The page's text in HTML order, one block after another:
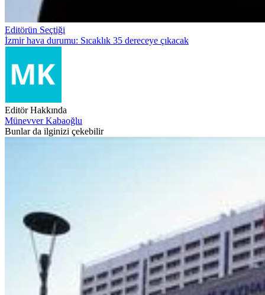
Editörün Seçtiği
İzmir hava durumu: Sıcaklık 35 dereceye çıkacak
Editör Hakkında
Münevver Kabaoğlu
Bunlar da ilginizi çekebilir